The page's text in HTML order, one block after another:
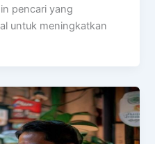
pencari yang
untuk meningkatkan